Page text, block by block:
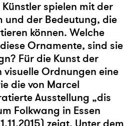
spielen mit der
und der Bedeutung, die
können. Welche
Ornamente, sind sie
Für die Kunst der
visuelle Ordnungen eine
die von Marcel
Ausstellung „dis
Folkwang in Essen